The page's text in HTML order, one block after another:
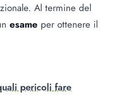
Al termine del
esame per ottenere il
pericoli fare